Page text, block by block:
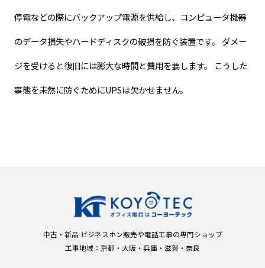
停電などの際にバックアップ電源を供給し、コンピュータ機器
のデータ損失やハードディスクの破損を防ぐ装置です。 ダメー
ジを受けると復旧には膨大な時間と費用を要します。 こうした
事態を未然に防ぐためにUPSは欠かせません。
中古・新品 ビジネスホン販売や電話工事の専門ショップ
工事地域：京都・大阪・兵庫・滋賀・奈良